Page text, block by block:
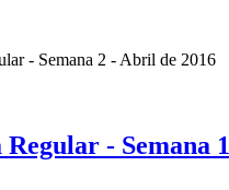
- Semana 2 - Abril de 2016
Regular - Semana